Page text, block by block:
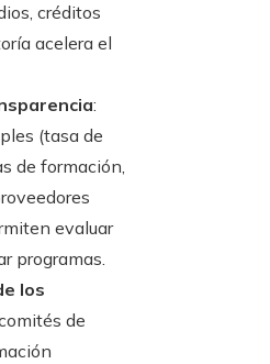
créditos
acelera el
:
(tasa de
de formación,
evaluar
programas.
los
de